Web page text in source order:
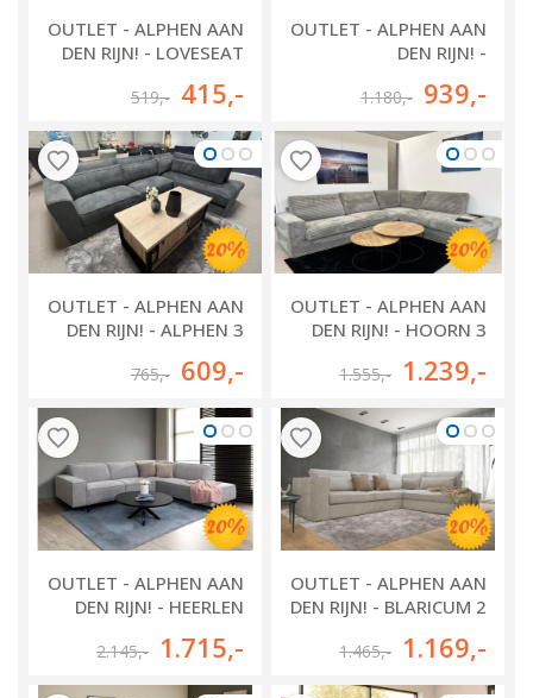
OUTLET - ALPHEN AAN
DEN RIJN! - LOVESEAT
519,- 415,-
OUTLET - ALPHEN AAN
DEN RIJN! -
LONGCHAIR GROOT +
1.180,- 939,-
OUTLET - ALPHEN AAN
DEN RIJN! - ALPHEN 3
765,- 609,-
OUTLET - ALPHEN AAN
DEN RIJN! - HOORN 3
1.555,- 1.239,-
OUTLET - ALPHEN AAN
DEN RIJN! - HEERLEN
+ LONGCHAIR
2.145,- 1.715,-
OUTLET - ALPHEN AAN
DEN RIJN! - BLARICUM 2
1.465,- 1.169,-